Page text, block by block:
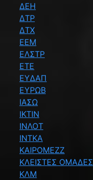
ΔΕΗ
ΔΤΡ
ΔΤΧ
ΕΕΜ
ΕΛΣΤΡ
ΕΤΕ
ΕΥΔΑΠ
ΕΥΡΩΒ
ΙΑΣΩ
ΙΚΤΙΝ
ΙΝΛΟΤ
ΙΝΤΚΑ
ΚΑΙΡΟΜΕΖΖ
ΚΛΕΙΣΤΕΣ ΟΜΑΔΕΣ
ΚΛΜ